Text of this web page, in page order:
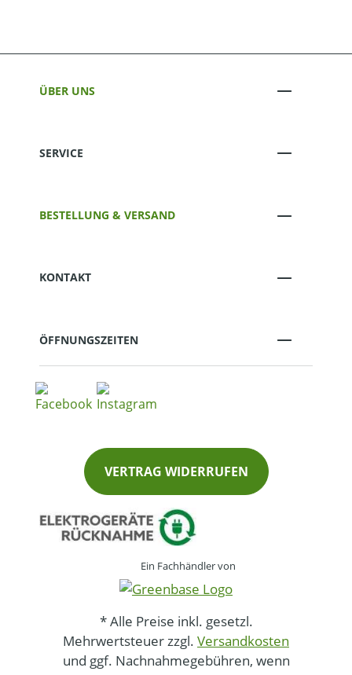
ÜBER UNS
SERVICE
BESTELLUNG & VERSAND
KONTAKT
ÖFFNUNGSZEITEN
VERTRAG WIDERRUFEN
Ein Fachhändler von
* Alle Preise inkl. gesetzl.
Mehrwertsteuer zzgl. Versandkosten
und ggf. Nachnahmegebühren, wenn